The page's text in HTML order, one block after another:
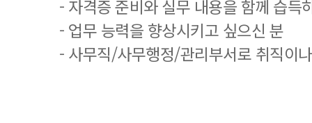
- 자격증 준비와 실무 내용을 함께 습득
- 업무 능력을 향상시키고 싶으신 분
- 사무직/사무행정/관리부서로 취직이